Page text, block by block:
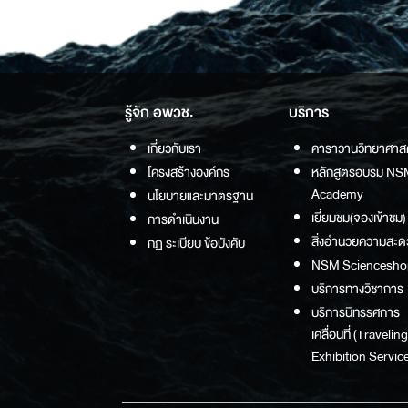
รู้จัก อพวช.
เกี่ยวกับเรา
โครงสร้างองค์กร
นโยบายและมาตรฐาน
การดำเนินงาน
กฏ ระเบียบ ข้อบังคับ
บริการ
คาราวานวิทยาศา
หลักสูตรอบรม
Academy
เยี่ยมชม(จองเข้าชม)
สิ่งอำนวยความสะ
NSM
บริการทางวิชาการ
บริการนิทรรศการ
เคลื่อนที่ (Traveling
Exhibition